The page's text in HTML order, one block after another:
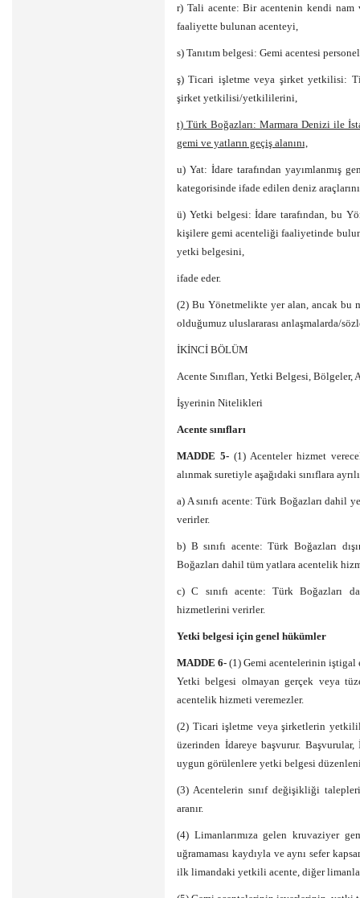
r) Tali acente: Bir acentenin kendi nam
faaliyette bulunan acenteyi,
s) Tanıtım belgesi: Gemi acentesi
ş) Ticari işletme veya şirket yetkilisi:
şirket yetkilisi/yetkililerini,
t) Türk Boğazları: Marmara Denizi ile
gemi ve yatların geçiş alanını,
u) Yat: İdare tarafından yayımlanmış
kategorisinde ifade edilen deniz
ü) Yetki belgesi: İdare tarafından, bu
kişilere gemi acenteliği faaliyetinde
yetki belgesini,
ifade eder.
(2) Bu Yönetmelikte yer alan, ancak bu
olduğumuz uluslararası anlaşmalarda/
İKİNCİ BÖLÜM
Acente Sınıfları, Yetki Belgesi, Bölgeler,
İşyerinin Nitelikleri
Acente sınıfları
MADDE 5- (1) Acenteler hizmet
alınmak suretiyle aşağıdaki sınıflara
a) A sınıfı acente: Türk Boğazları
verirler.
b) B sınıfı acente: Türk Boğazları
Boğazları dahil tüm yatlara acentelik
c) C sınıfı acente: Türk Boğazları
hizmetlerini verirler.
Yetki belgesi için genel hükümler
MADDE 6- (1) Gemi acentelerinin iştigal
Yetki belgesi olmayan gerçek veya
acentelik hizmeti veremezler.
(2) Ticari işletme veya şirketlerin
üzerinden İdareye başvurur.
uygun görülenlere yetki belgesi
(3) Acentelerin sınıf değişikliği
aranır.
(4) Limanlarımıza gelen kruvaziyer
uğramaması kaydıyla ve aynı sefer
ilk limandaki yetkili acente, diğer